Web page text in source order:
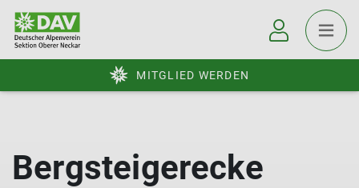
MITGLIED WERDEN
Bergsteigerecke